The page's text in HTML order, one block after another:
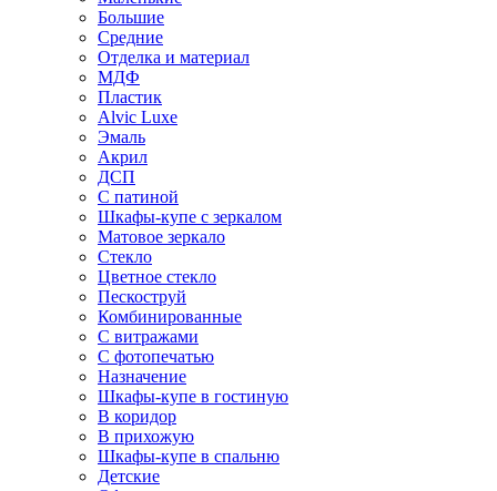
Большие
Средние
Отделка и материал
МДФ
Пластик
Alvic Luxe
Эмаль
Акрил
ДСП
С патиной
Шкафы-купе с зеркалом
Матовое зеркало
Стекло
Цветное стекло
Пескоструй
Комбинированные
С витражами
С фотопечатью
Назначение
Шкафы-купе в гостиную
В коридор
В прихожую
Шкафы-купе в спальню
Детские